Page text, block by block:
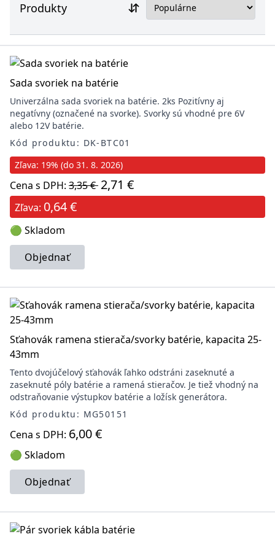
Produkty
Sada svoriek na batérie
Univerzálna sada svoriek na batérie. 2ks Pozitívny aj
negatívny (označené na svorke). Svorky sú vhodné pre 6V
alebo 12V batérie.
Kód produktu: DK-BTC01
Zľava: 19% (do 31. 8. 2026)
Cena s DPH: 3,35 € 2,71 €
Zľava: 0,64 €
🟢 Skladom
Objednať
Sťahovák ramena stierača/svorky batérie, kapacita 25-
43mm
Tento dvojúčelový sťahovák ľahko odstráni zaseknuté a
zaseknuté póly batérie a ramená stieračov. Je tiež vhodný na
odstraňovanie výstupkov batérie a ložísk generátora.
Kód produktu: MG50151
Cena s DPH: 6,00 €
🟢 Skladom
Objednať